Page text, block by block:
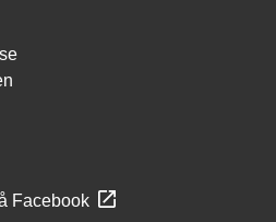
Facebook